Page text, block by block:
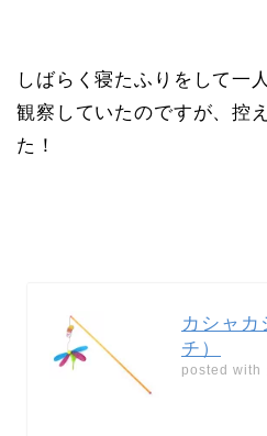
しばらく寝たふりをして一
観察していたのですが、控
た！
カシャカ
チ）
posted with